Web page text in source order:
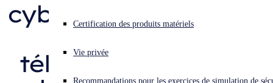
Vous subissez une cyberattaque ? Obtenez une aide immédiate.
Open search
Certification des produits matériels
Vie privée
Recommandations pour les exercices de simulation de
Recherche sur les menaces Sophos X-Ops
Récompenses et évaluations
cyberattaques où les
télémétriques sont